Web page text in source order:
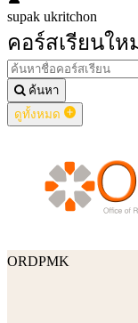
supak ukritchon
คอร์สเรียนให
ค้นหา
ดูทั้งหมด
ORDPMK